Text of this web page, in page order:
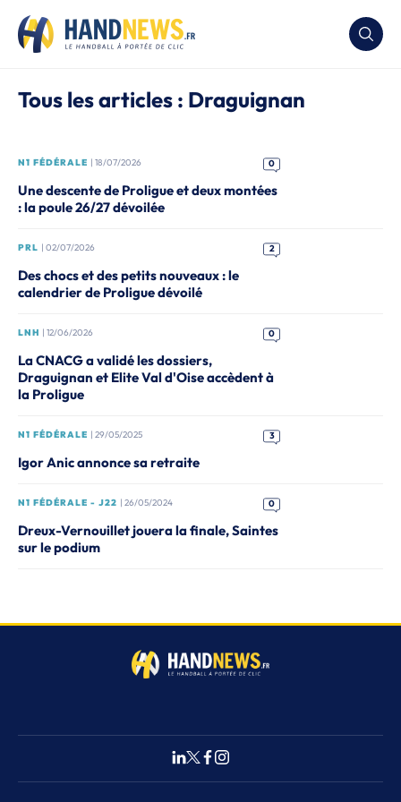
Tous les articles : Draguignan
N1 FÉDÉRALE | 18/07/2026 0
Une descente de Proligue et deux montées
: la poule 26/27 dévoilée
PRL | 02/07/2026 2
Des chocs et des petits nouveaux : le
calendrier de Proligue dévoilé
LNH | 12/06/2026 0
La CNACG a validé les dossiers,
Draguignan et Elite Val d'Oise accèdent à
la Proligue
N1 FÉDÉRALE | 29/05/2025 3
Igor Anic annonce sa retraite
N1 FÉDÉRALE - J22 | 26/05/2024 0
Dreux-Vernouillet jouera la finale, Saintes
sur le podium